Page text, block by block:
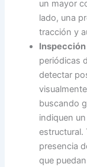
un mayor
lado, una
tracción y
periódicas
detectar
buscando
indiquen
estructural.
presencia
que